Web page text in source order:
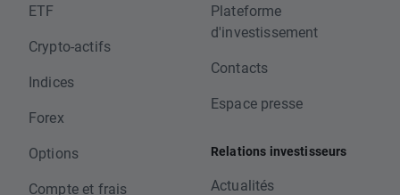
ETF
Crypto-actifs
Indices
Forex
Options
Compte et frais
Plateforme
d'investissement
Contacts
Espace presse
Relations investisseurs
Actualités